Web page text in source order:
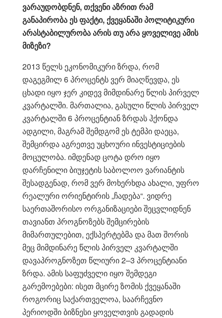
ვარაუდობდნენ, თქვენი აზრით რამ
განაპირობა ეს ფაქტი, ქვეყანაში პოლიტიკური
არასტაბილურობა არის თუ არა ყოველივე ამის
მიზეზი?
2013 წელს ეკონომიკური ზრდა, რომ
დაგეგმილ 6 პროცენტს ვერ მიაღწევდა, ეს
ცხადი იყო ჯერ კიდევ მიმდინარე წლის პირველ
კვარტალში. მართალია, გასული წლის პირველ
კვარტალში 6 პროცენტიან ზრდას ჰქონდა
ადგილი, მაგრამ შემდგომ ეს ტემპი დაეცა,
შემცირდა აგრეთვე უცხოური ინვესტიციების
მოცულობა. იმდენად ცოტა დრო იყო
დარჩენილი ბიუჯეტის საბოლოო ვარიანტის
შესადგენად, რომ ვერ მოხერხდა ახალი, უფრო
რეალური ორიენტირის „ჩადება“. ვიდრე
საერთაშორისო ორგანიზაციები შეცვლიდნენ
თავიანთ პროგნოზებს შემცირების
მიმართულებით, ექსპერტებმა და მათ შორის
მეც მიმდინარე წლის პირველ კვარტალში
დავაპროგნოზეთ წლიური 2–3 პროცენტიანი
ზრდა. ამის საფუძველი იყო შემდეგი
გარემოებები: ისეთ მცირე ზომის ქვეყანაში
როგორიც საქართველოა, საარჩევნო
პერიოდში ბიზნესი ყოველთვის გადადის